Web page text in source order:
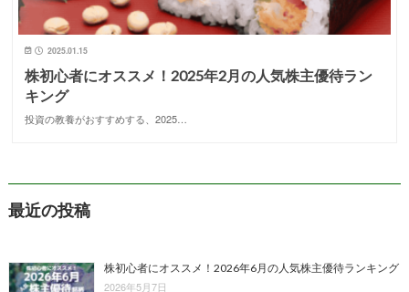
2025.01.15
株初心者にオススメ！2025年2月の人気株主優待ラン
キング
投資の教養がおすすめする、2025…
最近の投稿
株初心者にオススメ！2026年6月の人気株主優待ランキング
2026年5月7日